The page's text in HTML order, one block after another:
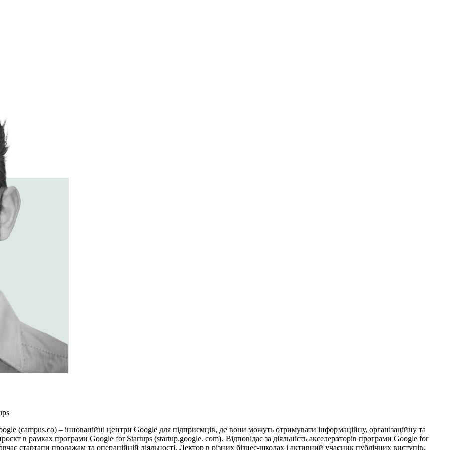
(campus.co) – інноваційні центри Google для підприємців, де вони можуть отримувати інформаційну, організаційну та
в рамках програми Google for Startups (startup.google. com). Відповідає за діяльність акселераторів програми Google for
стартапи продажам та операційній діяльності. Лектор в різних бізнес-школах і активний учасник публічних виступів.